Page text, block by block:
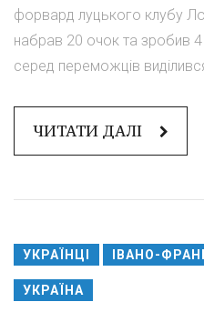
форвард луцького клубу
набрав 20 очок та зробив
серед переможців
ЧИТАТИ ДАЛІ
УКРАЇНЦІ ІВАНО-
УКРАЇНА